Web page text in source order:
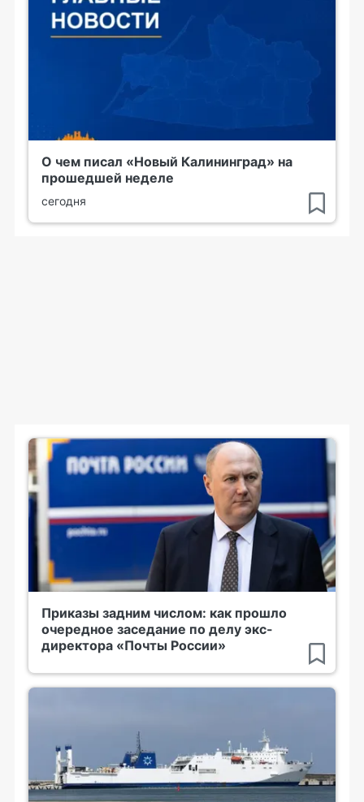
О чем писал «Новый Калининград» на
прошедшей неделе
сегодня
Приказы задним числом: как прошло
очередное заседание по делу экс-
директора «Почты России»